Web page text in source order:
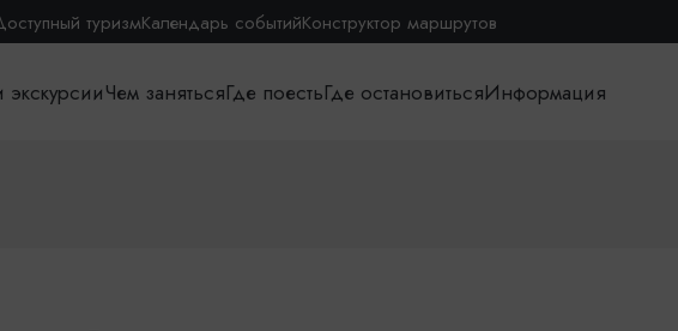
туризмКалендарь событийКонструктор маршрутов
экскурсииЧем занятьсяГде поестьГде остановитьсяИнформация